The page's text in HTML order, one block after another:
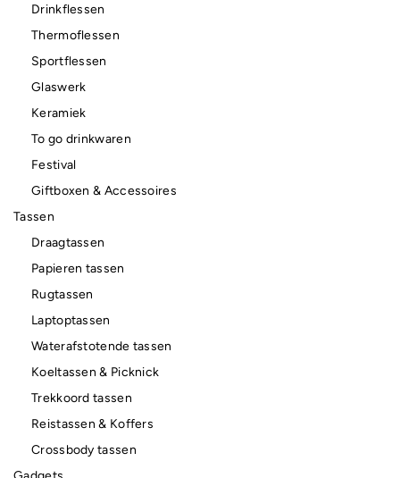
Drinkflessen
Thermoflessen
Sportflessen
Glaswerk
Keramiek
To go drinkwaren
Festival
Giftboxen & Accessoires
Tassen
Draagtassen
Papieren tassen
Rugtassen
Laptoptassen
Waterafstotende tassen
Koeltassen & Picknick
Trekkoord tassen
Reistassen & Koffers
Crossbody tassen